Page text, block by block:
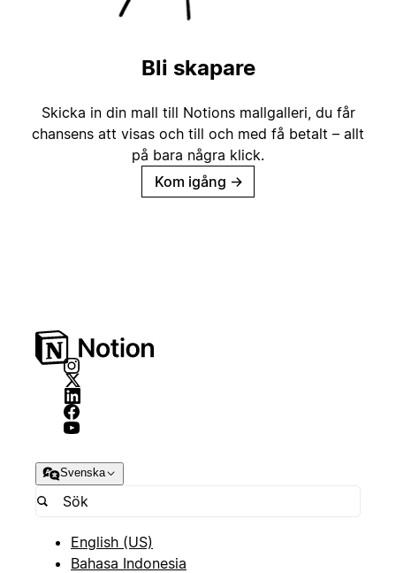
Bli skapare
Skicka in din mall till Notions mallgalleri, du får
chansens att visas och till och med få betalt – allt
på bara några klick.
Kom igång →
Svenska
English (US)
Bahasa Indonesia